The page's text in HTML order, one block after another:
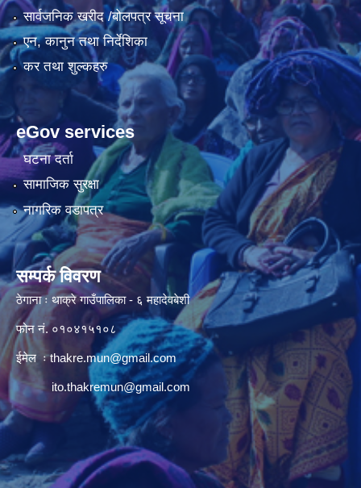
सार्वजनिक खरीद /बोलपत्र सूचना
एन, कानुन तथा निर्देशिका
कर तथा शुल्कहरु
eGov services
घटना दर्ता
सामाजिक सुरक्षा
नागरिक वडापत्र
सम्पर्क विवरण
ठेगाना ः थाक्रे गाउँपालिका - ६ महादेवबेशी
फोन नं. ०१०४१५१०८
ईमेल ःthakre.mun@gmail.com
ito.thakremun@gmail.com